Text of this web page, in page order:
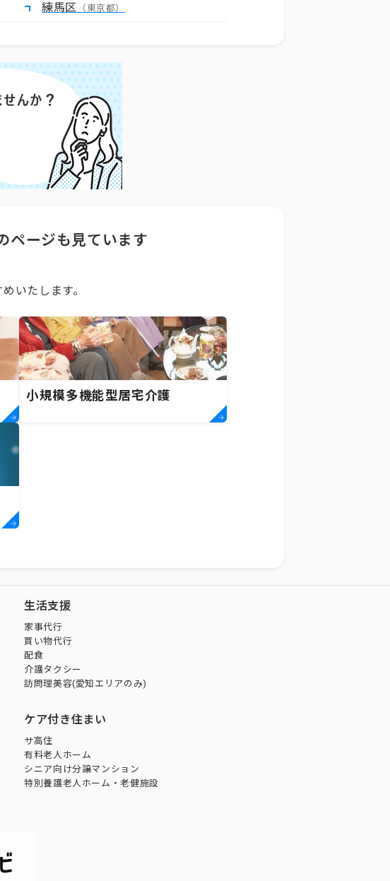
練馬区 （東京都）
ページも見ています
いたします。
小規模多機能型居宅介護
生活支援
家事代行
買い物代行
配食
介護タクシー
訪問理美容(愛知エリアのみ)
ケア付き住まい
サ高住
有料老人ホーム
シニア向け分譲マンション
特別養護老人ホーム・老健施設